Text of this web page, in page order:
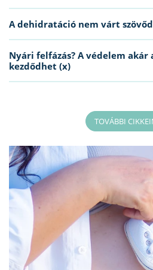
A dehidratáció nem várt
Nyári felfázás? A védelem akár
kezdődhet (x)
TOVÁBBI